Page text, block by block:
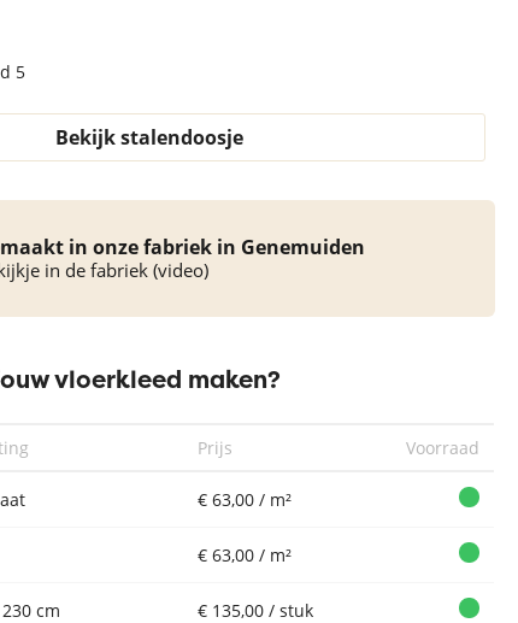
5
Bekijk stalendoosje
in onze fabriek in Genemuiden
in de fabriek (video)
vloerkleed maken?
Prijs Voorraad
€ 63,00 / m²
€ 63,00 / m²
cm € 135,00 / stuk